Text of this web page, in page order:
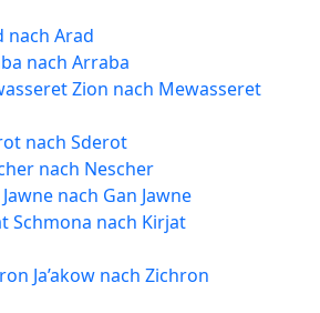
nach Arad
nach Arraba
Zion nach Mewasseret
nach Sderot
nach Nescher
nach Gan Jawne
Schmona nach Kirjat
Ja’akow nach Zichron